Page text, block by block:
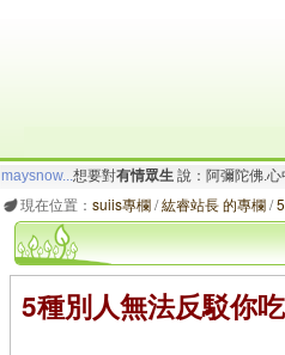
maysnow...想要對有情眾生說：阿彌陀佛.心
玲瓏虹想要對有情眾生說：阿彌陀佛.心寬
現在位置： suiis專欄/紘睿站長 的專欄/
5種別人無法反駁你